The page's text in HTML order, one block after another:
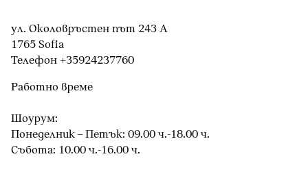
ул. Околовръстен път 243 А
1765 Sofia
Teлефон +35924237760
Работно време
Шоурум:
Понеделник – Петък: 09.00 ч.-18.00 ч.
Събота: 10.00 ч.-16.00 ч.